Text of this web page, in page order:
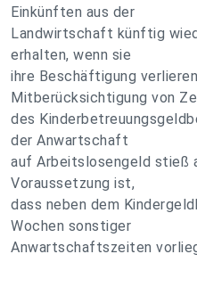
Einkünften aus der
Landwirtschaft künftig
erhalten, wenn sie
ihre Beschäftigung
Mitberücksichtigung von
des
der Anwartschaft
auf Arbeitslosengeld stieß
Voraussetzung ist,
dass neben dem
Wochen sonstiger
Anwartschaftszeiten